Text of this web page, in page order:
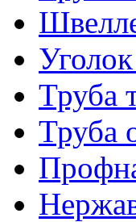
Труба
Труба